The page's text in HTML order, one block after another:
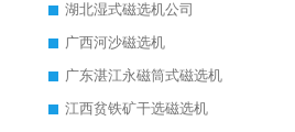
湖北湿式磁选机公司
广西河沙磁选机
广东湛江永磁筒式磁选机
江西贫铁矿干选磁选机